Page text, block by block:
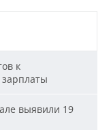
к
выявили 19